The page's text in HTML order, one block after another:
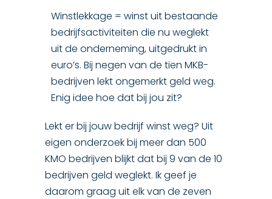
Winstlekkage = winst uit bestaande
bedrijfsactiviteiten die nu weglekt
uit de onderneming, uitgedrukt in
euro’s. Bij negen van de tien MKB-
bedrijven lekt ongemerkt geld weg.
Enig idee hoe dat bij jou zit?
Lekt er bij jouw bedrijf winst weg? Uit
eigen onderzoek bij meer dan 500
KMO bedrijven blijkt dat bij 9 van de 10
bedrijven geld weglekt. Ik geef je
daarom graag uit elk van de zeven